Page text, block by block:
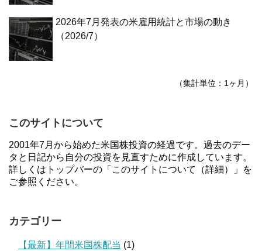
2026年7月発表の米雇用統計と市場の動き
（2026/7）
（集計単位：1ヶ月）
このサイトについて
2001年7月から始めた米国株投資の経過です。過去のデー
タと日記から自分の投資を見直すために作成しています。
詳しくはトップバーの「このサイトについて（詳細）」を
ご参照ください。
カテゴリー
【最新】年間米国株配当 (1)